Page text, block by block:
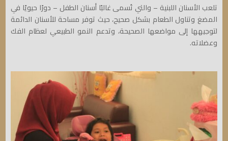
تلعب الأسنان اللبنية – والتي تُسمى غالبًا أسنان الطفل – دورًا حيويًا في
المضغ وتناول الطعام بشكل صحيح، حيث توفر مساحة للأسنان الدائمة
لتوجيهها إلى مواضعها الصحيحة، وتدعم النمو الطبيعي لعظام الفك
وعضلاته.